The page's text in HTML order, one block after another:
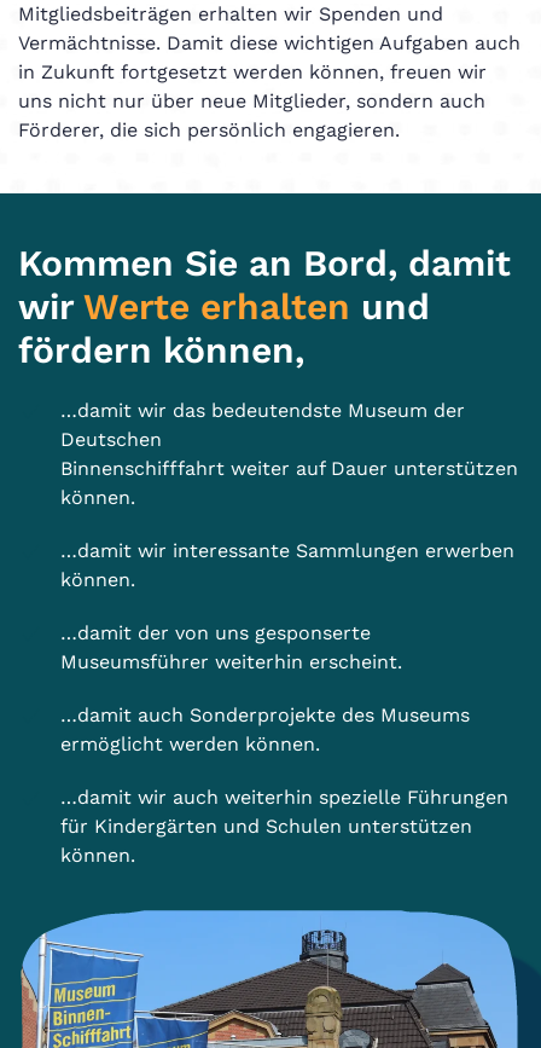
Mitgliedsbeiträgen erhalten wir Spenden und
Vermächtnisse. Damit diese wichtigen Aufgaben auch
in Zukunft fortgesetzt werden können, freuen wir
uns nicht nur über neue Mitglieder, sondern auch
Förderer, die sich persönlich engagieren.
Kommen Sie an Bord, damit
wir Werte erhalten und
fördern können,
…damit wir das bedeutendste Museum der
Deutschen
Binnenschifffahrt weiter auf Dauer unterstützen
können.
…damit wir interessante Sammlungen erwerben
können.
…damit der von uns gesponserte
Museumsführer weiterhin erscheint.
…damit auch Sonderprojekte des Museums
ermöglicht werden können.
…damit wir auch weiterhin spezielle Führungen
für Kindergärten und Schulen unterstützen
können.